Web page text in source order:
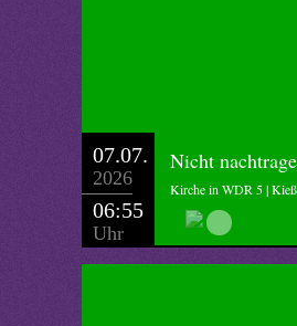
07.07.
2026
06:55
Uhr
Nicht
Kirche in WDR 5 |